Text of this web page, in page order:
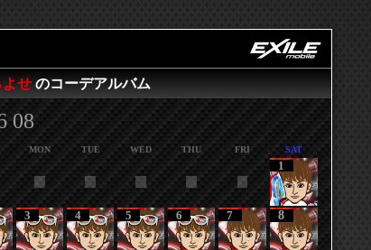
よせ のコーデアルバム
08
MON TUE WED THU FRI SAT
1
3 4 5 6 7 8